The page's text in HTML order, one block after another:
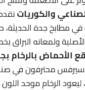
والكوريات
مطابخ جدة الحديثة،
ولمعانه البراق
الأحماض بالرخام
محترفون في
الرخام موحد